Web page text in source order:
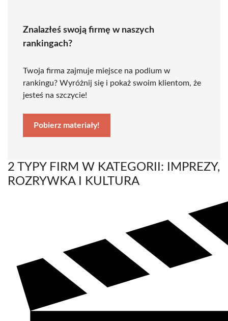
Znalazłeś swoją firmę w naszych
rankingach?
Twoja firma zajmuje miejsce na podium w
rankingu? Wyróżnij się i pokaż swoim klientom, że
jesteś na szczycie!
Pobierz materiały!
2 TYPY FIRM W KATEGORII: IMPREZY,
ROZRYWKA I KULTURA